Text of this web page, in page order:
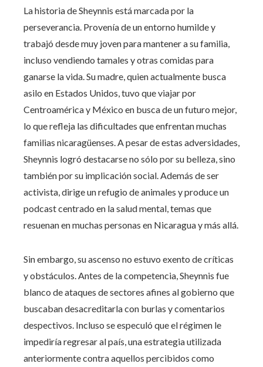
La historia de Sheynnis está marcada por la
perseverancia. Provenía de un entorno humilde y
trabajó desde muy joven para mantener a su familia,
incluso vendiendo tamales y otras comidas para
ganarse la vida. Su madre, quien actualmente busca
asilo en Estados Unidos, tuvo que viajar por
Centroamérica y México en busca de un futuro mejor,
lo que refleja las dificultades que enfrentan muchas
familias nicaragüenses. A pesar de estas adversidades,
Sheynnis logró destacarse no sólo por su belleza, sino
también por su implicación social. Además de ser
activista, dirige un refugio de animales y produce un
podcast centrado en la salud mental, temas que
resuenan en muchas personas en Nicaragua y más allá.
Sin embargo, su ascenso no estuvo exento de críticas
y obstáculos. Antes de la competencia, Sheynnis fue
blanco de ataques de sectores afines al gobierno que
buscaban desacreditarla con burlas y comentarios
despectivos. Incluso se especuló que el régimen le
impediría regresar al país, una estrategia utilizada
anteriormente contra aquellos percibidos como